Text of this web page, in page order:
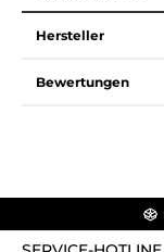
Hersteller
Bewertungen